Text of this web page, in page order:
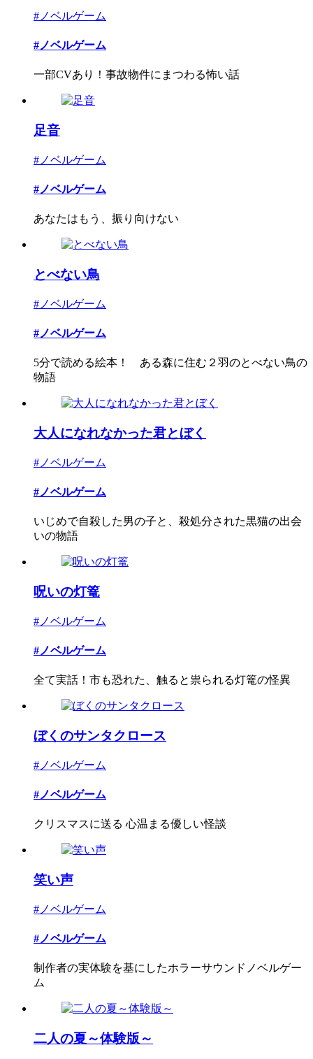
#ノベルゲーム
#ノベルゲーム
一部CVあり！事故物件にまつわる怖い話
足音
#ノベルゲーム
#ノベルゲーム
あなたはもう、振り向けない
とべない鳥
#ノベルゲーム
#ノベルゲーム
5分で読める絵本！ ある森に住む２羽のとべない鳥の
物語
大人になれなかった君とぼく
#ノベルゲーム
#ノベルゲーム
いじめで自殺した男の子と、殺処分された黒猫の出会
いの物語
呪いの灯篭
#ノベルゲーム
#ノベルゲーム
全て実話！市も恐れた、触ると祟られる灯篭の怪異
ぼくのサンタクロース
#ノベルゲーム
#ノベルゲーム
クリスマスに送る 心温まる優しい怪談
笑い声
#ノベルゲーム
#ノベルゲーム
制作者の実体験を基にしたホラーサウンドノベルゲー
ム
二人の夏～体験版～